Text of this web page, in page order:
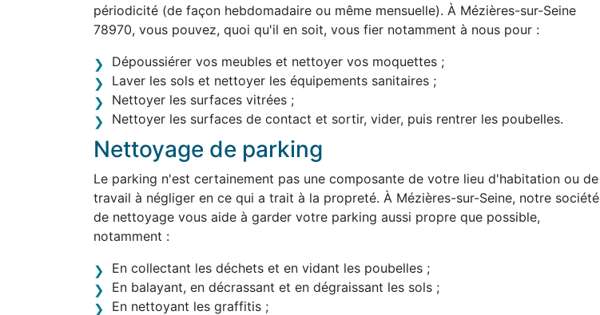
périodicité (de façon hebdomadaire ou même mensuelle). À Mézières-sur-Seine
78970, vous pouvez, quoi qu'il en soit, vous fier notamment à nous pour :
Dépoussiérer vos meubles et nettoyer vos moquettes ;
Laver les sols et nettoyer les équipements sanitaires ;
Nettoyer les surfaces vitrées ;
Nettoyer les surfaces de contact et sortir, vider, puis rentrer les poubelles.
Nettoyage de parking
Le parking n'est certainement pas une composante de votre lieu d'habitation ou de
travail à négliger en ce qui a trait à la propreté. À Mézières-sur-Seine, notre société
de nettoyage vous aide à garder votre parking aussi propre que possible,
notamment :
En collectant les déchets et en vidant les poubelles ;
En balayant, en décrassant et en dégraissant les sols ;
En nettoyant les graffitis ;